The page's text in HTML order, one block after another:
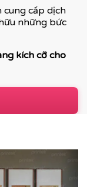
cung cấp dịch
những bức
kích cỡ cho